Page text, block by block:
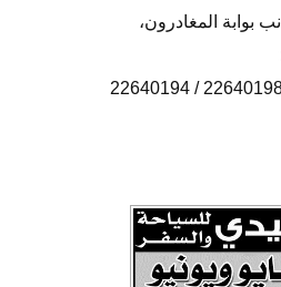
بوابة المغادرون،